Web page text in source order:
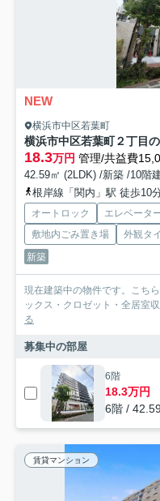
NEW
横浜市中区若葉町
横浜市中区若葉町２丁目
18.3万円 管理/共益費
42.59㎡ (2LDK) /新築 /10階
根岸線「関内」駅 徒歩10
オートロック エレベータ
敷地内ごみ置き場
外観タ
新築
現在建築中の物件です。こち
ックス・クロゼット・全居室
る
募集中の部屋
6階
18.3万円
6階 /
賃貸マンション